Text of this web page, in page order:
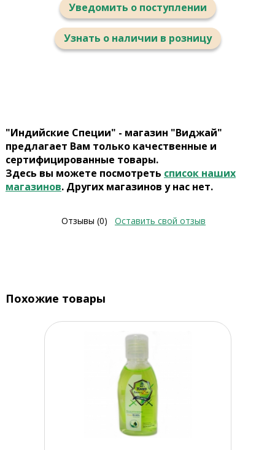
Уведомить о поступлении
Узнать о наличии в розницу
"Индийские Специи" - магазин "Виджай"
предлагает Вам только качественные и
сертифицированные товары.
Здесь вы можете посмотреть список наших
магазинов. Других магазинов у нас нет.
Отзывы (0) Оставить свой отзыв
Похожие товары